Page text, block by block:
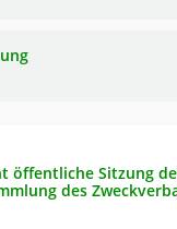
öffentliche Sitzung
des